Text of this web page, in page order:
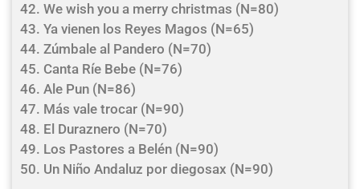
42. We wish you a merry christmas (N=80)
43. Ya vienen los Reyes Magos (N=65)
44. Zúmbale al Pandero (N=70)
45. Canta Ríe Bebe (N=76)
46. Ale Pun (N=86)
47. Más vale trocar (N=90)
48. El Duraznero (N=70)
49. Los Pastores a Belén (N=90)
50. Un Niño Andaluz por diegosax (N=90)